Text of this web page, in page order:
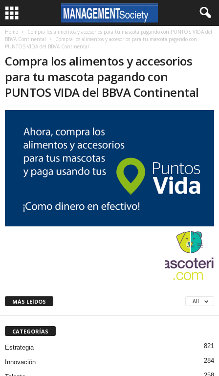
Home
Compra los alimentos y accesorios para tu mascota pagando con PUNTOS VIDA del
BBVA Continental
Compra los alimentos y accesorios para tu mascota pagando con
PUNTOS VIDA del BBVA Continental
Compra los alimentos y accesorios
para tu mascota pagando con
PUNTOS VIDA del BBVA Continental
MÁS LEÍDOS All
CATEGORÍAS
Estrategia 821
Innovación 284